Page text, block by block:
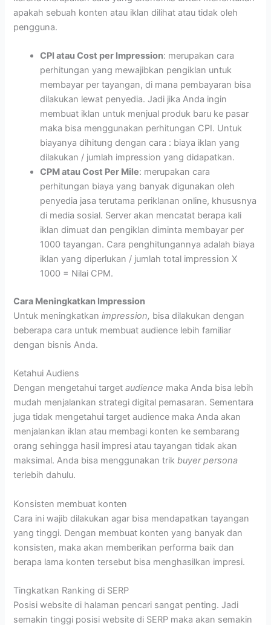
apakah sebuah konten atau iklan dilihat atau tidak oleh
pengguna.
CPI atau Cost per Impression: merupakan cara
perhitungan yang mewajibkan pengiklan untuk
membayar per tayangan, di mana pembayaran bisa
dilakukan lewat penyedia. Jadi jika Anda ingin
membuat iklan untuk menjual produk baru ke pasar
maka bisa menggunakan perhitungan CPI. Untuk
biayanya dihitung dengan cara : biaya iklan yang
dilakukan / jumlah impression yang didapatkan.
CPM atau Cost Per Mile: merupakan cara
perhitungan biaya yang banyak digunakan oleh
penyedia jasa terutama periklanan online, khususnya
di media sosial. Server akan mencatat berapa kali
iklan dimuat dan pengiklan diminta membayar per
1000 tayangan. Cara penghitungannya adalah biaya
iklan yang diperlukan / jumlah total impression X
1000 = Nilai CPM.
Cara Meningkatkan Impression
Untuk meningkatkanimpression, bisa dilakukan dengan
beberapa cara untuk membuat audience lebih familiar
dengan bisnis Anda.
Ketahui Audiens
Dengan mengetahui targetaudience maka Anda bisa lebih
mudah menjalankan strategi digital pemasaran. Sementara
juga tidak mengetahui target audience maka Anda akan
menjalankan iklan atau membagi konten ke sembarang
orang sehingga hasil impresi atau tayangan tidak akan
maksimal. Anda bisa menggunakan trikbuyer persona
terlebih dahulu.
Konsisten membuat konten
Cara ini wajib dilakukan agar bisa mendapatkan tayangan
yang tinggi. Dengan membuat konten yang banyak dan
konsisten, maka akan memberikan performa baik dan
berapa lama konten tersebut bisa menghasilkan impresi.
Tingkatkan Ranking di SERP
Posisi website di halaman pencari sangat penting. Jadi
semakin tinggi posisi website di SERP maka akan semakin